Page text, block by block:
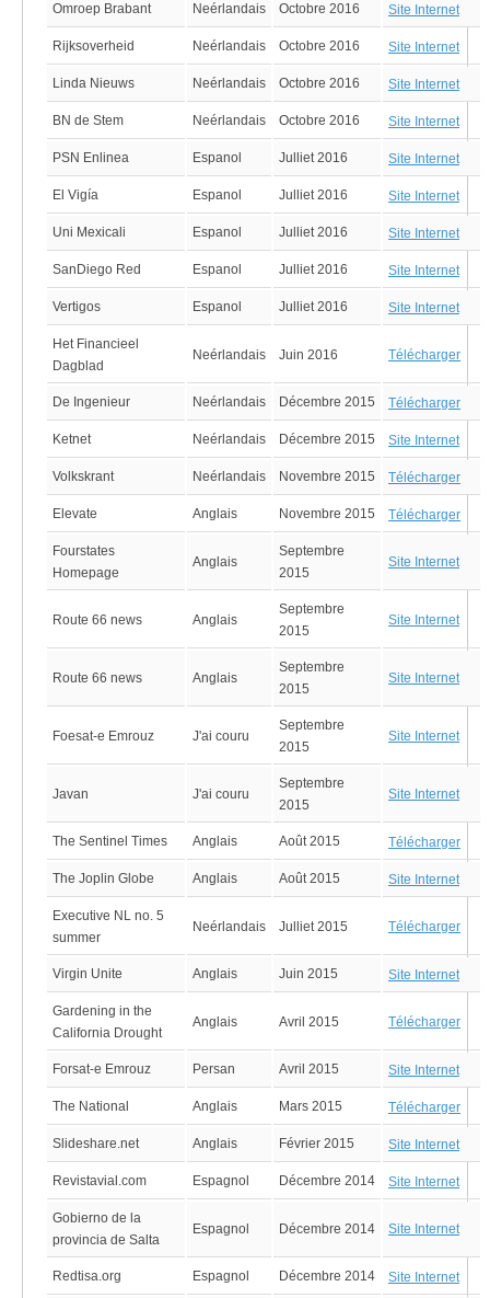
Omroep Brabant Neérlandais Octobre 2016 Site Internet
Rijksoverheid Neérlandais Octobre 2016 Site Internet
Linda Nieuws Neérlandais Octobre 2016 Site Internet
BN de Stem Neérlandais Octobre 2016 Site Internet
PSN Enlinea Espanol Julliet 2016 Site Internet
El Vigía Espanol Julliet 2016 Site Internet
Uni Mexicali Espanol Julliet 2016 Site Internet
SanDiego Red Espanol Julliet 2016 Site Internet
Vertigos Espanol Julliet 2016 Site Internet
Het Financieel
Dagblad
Neérlandais Juin 2016 Télécharger
De Ingenieur Neérlandais Décembre 2015 Télécharger
Ketnet Neérlandais Décembre 2015 Site Internet
Volkskrant Neérlandais Novembre 2015 Télécharger
Elevate Anglais Novembre 2015 Télécharger
Fourstates
Homepage
Anglais
Septembre
2015
Site Internet
Route 66 news Anglais
Septembre
2015
Site Internet
Route 66 news Anglais
Septembre
2015
Site Internet
Foesat-e Emrouz J'ai couru
Septembre
2015
Site Internet
Javan J'ai couru
Septembre
2015
Site Internet
The Sentinel Times Anglais Août 2015 Télécharger
The Joplin Globe Anglais Août 2015 Site Internet
Executive NL no. 5
summer
Neérlandais Julliet 2015 Télécharger
Virgin Unite Anglais Juin 2015 Site Internet
Gardening in the
California Drought
Anglais Avril 2015 Télécharger
Forsat-e Emrouz Persan Avril 2015 Site Internet
The National Anglais Mars 2015 Télécharger
Slideshare.net Anglais Février 2015 Site Internet
Revistavial.com Espagnol Décembre 2014 Site Internet
Gobierno de la
provincia de Salta
Espagnol Décembre 2014 Site Internet
Redtisa.org Espagnol Décembre 2014 Site Internet